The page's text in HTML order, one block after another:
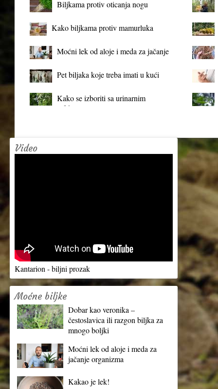
Biljkama protiv oticanja nogu
Kako biljkama protiv mamurluka
Moćni lek od aloje i meda za jačanje
Pet biljaka koje treba imati u kući
Kako se izboriti sa urinarnim
infekcijama?
Video
Kantarion - biljni prozak
Moćne biljke
Dobar kao veronika –
čestoslavica ili razgon biljka za
mnogo boljki
Moćni lek od aloje i meda za
jačanje organizma
Kakao je lek!